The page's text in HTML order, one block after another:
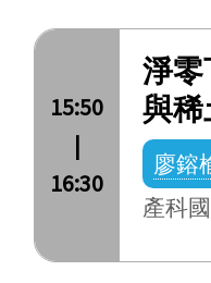
15:50
|
16:30
淨
與
廖鎔
產科